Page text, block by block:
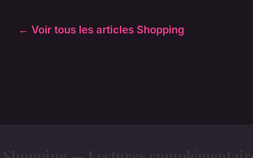
← Voir tous les articles Shopping